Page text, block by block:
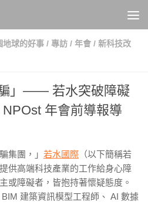
地球的好事 / 專訪 / 年會 / 新科技改
」—— 若水突破障礙
年會前導報導
集團，」 若水國際 （以下簡稱若
供高端科技產業的工作給身心障
或障礙者，皆抱持著懷疑態度。
建築資訊模型工程師、 AI 數據